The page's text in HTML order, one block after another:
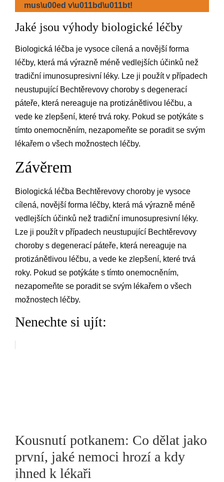
mus\u00ed v\u011bd\u011bt!
Jaké jsou výhody biologické léčby
Biologická léčba je vysoce cílená a novější forma
léčby, která má výrazně méně vedlejších účinků než
tradiční imunosupresivní léky. Lze ji použít v případech
neustupující Bechtěrevovy choroby s degenerací
páteře, která nereaguje na protizánětlivou léčbu, a
vede ke zlepšení, které trvá roky. Pokud se potýkáte s
tímto onemocněním, nezapomeňte se poradit se svým
lékařem o všech možnostech léčby.
Závěrem
Biologická léčba Bechtěrevovy choroby je vysoce
cílená, novější forma léčby, která má výrazně méně
vedlejších účinků než tradiční imunosupresivní léky.
Lze ji použít v případech neustupující Bechtěrevovy
choroby s degenerací páteře, která nereaguje na
protizánětlivou léčbu, a vede ke zlepšení, které trvá
roky. Pokud se potýkáte s tímto onemocněním,
nezapomeňte se poradit se svým lékařem o všech
možnostech léčby.
Nenechte si ujít:
Kousnutí potkanem: Co dělat jako
první, jaké nemoci hrozí a kdy
ihned k lékaři